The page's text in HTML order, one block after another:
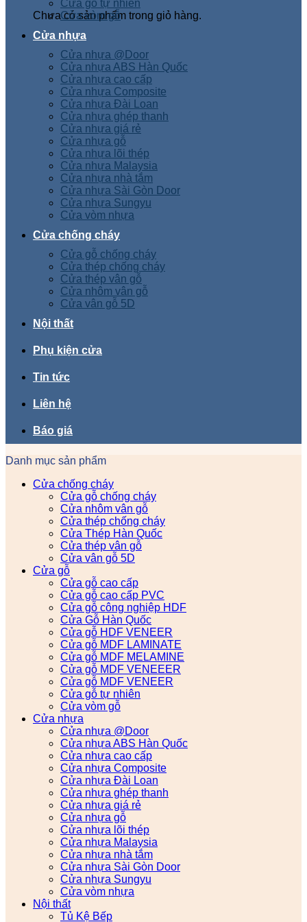
Chưa có sản phẩm trong giỏ hàng.
Cửa gỗ tự nhiên
Cửa vòm gỗ
Cửa nhựa
Cửa nhựa @Door
Cửa nhựa ABS Hàn Quốc
Cửa nhựa cao cấp
Cửa nhựa Composite
Cửa nhựa Đài Loan
Cửa nhựa ghép thanh
Cửa nhựa giá rẻ
Cửa nhựa gỗ
Cửa nhựa lõi thép
Cửa nhựa Malaysia
Cửa nhựa nhà tắm
Cửa nhựa Sài Gòn Door
Cửa nhựa Sungyu
Cửa vòm nhựa
Cửa chống cháy
Cửa gỗ chống cháy
Cửa thép chống cháy
Cửa thép vân gỗ
Cửa nhôm vân gỗ
Cửa vân gỗ 5D
Nội thất
Phụ kiện cửa
Tin tức
Liên hệ
Báo giá
Danh mục sản phẩm
Cửa chống cháy
Cửa gỗ chống cháy
Cửa nhôm vân gỗ
Cửa thép chống cháy
Cửa Thép Hàn Quốc
Cửa thép vân gỗ
Cửa vân gỗ 5D
Cửa gỗ
Cửa gỗ cao cấp
Cửa gỗ cao cấp PVC
Cửa gỗ công nghiệp HDF
Cửa Gỗ Hàn Quốc
Cửa gỗ HDF VENEER
Cửa gỗ MDF LAMINATE
Cửa gỗ MDF MELAMINE
Cửa gỗ MDF VENEEER
Cửa gỗ MDF VENEER
Cửa gỗ tự nhiên
Cửa vòm gỗ
Cửa nhựa
Cửa nhựa @Door
Cửa nhựa ABS Hàn Quốc
Cửa nhựa cao cấp
Cửa nhựa Composite
Cửa nhựa Đài Loan
Cửa nhựa ghép thanh
Cửa nhựa giá rẻ
Cửa nhựa gỗ
Cửa nhựa lõi thép
Cửa nhựa Malaysia
Cửa nhựa nhà tắm
Cửa nhựa Sài Gòn Door
Cửa nhựa Sungyu
Cửa vòm nhựa
Nội thất
Tủ Kệ Bếp